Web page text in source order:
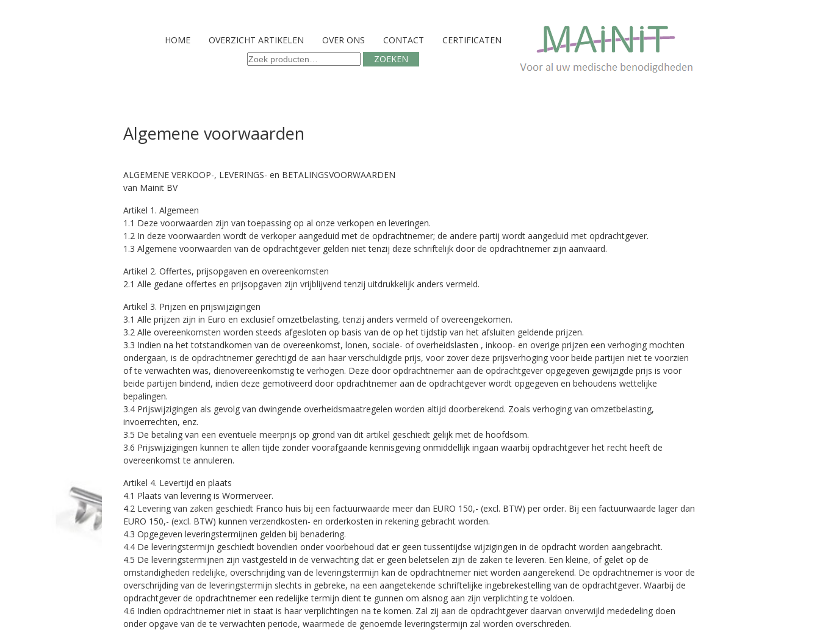
HOME OVERZICHT ARTIKELEN OVER ONS CONTACT
CERTIFICATEN
Zoeken
ZOEKEN
Algemene voorwaarden
ALGEMENE VERKOOP-, LEVERINGS- en BETALINGSVOORWAARDEN
van Mainit BV
Artikel 1. Algemeen
1.1 Deze voorwaarden zijn van toepassing op al onze verkopen en leveringen.
1.2 In deze voorwaarden wordt de verkoper aangeduid met de opdrachtnemer; de andere partij wordt aangeduid met opdrachtgever.
1.3 Algemene voorwaarden van de opdrachtgever gelden niet tenzij deze schriftelijk door de opdrachtnemer zijn aanvaard.
Artikel 2. Offertes, prijsopgaven en overeenkomsten
2.1 Alle gedane offertes en prijsopgaven zijn vrijblijvend tenzij uitdrukkelijk anders vermeld.
Artikel 3. Prijzen en prijswijzigingen
3.1 Alle prijzen zijn in Euro en exclusief omzetbelasting, tenzij anders vermeld of overeengekomen.
3.2 Alle overeenkomsten worden steeds afgesloten op basis van de op het tijdstip van het afsluiten geldende prijzen.
3.3 Indien na het totstandkomen van de overeenkomst, lonen, sociale- of overheidslasten , inkoop- en overige prijzen een verhoging mochten
ondergaan, is de opdrachtnemer gerechtigd de aan haar verschuldigde prijs, voor zover deze prijsverhoging voor beide partijen niet te voorzien
of te verwachten was, dienovereenkomstig te verhogen. Deze door opdrachtnemer aan de opdrachtgever opgegeven gewijzigde prijs is voor
beide partijen bindend, indien deze gemotiveerd door opdrachtnemer aan de opdrachtgever wordt opgegeven en behoudens wettelijke
bepalingen.
3.4 Prijswijzigingen als gevolg van dwingende overheidsmaatregelen worden altijd doorberekend. Zoals verhoging van omzetbelasting,
invoerrechten, enz.
3.5 De betaling van een eventuele meerprijs op grond van dit artikel geschiedt gelijk met de hoofdsom.
3.6 Prijswijzigingen kunnen te allen tijde zonder voorafgaande kennisgeving onmiddellijk ingaan waarbij opdrachtgever het recht heeft de
overeenkomst te annuleren.
Artikel 4. Levertijd en plaats
4.1 Plaats van levering is Wormerveer.
4.2 Levering van zaken geschiedt Franco huis bij een factuurwaarde meer dan EURO 150,- (excl. BTW) per order. Bij een factuurwaarde lager dan
EURO 150,- (excl. BTW) kunnen verzendkosten- en orderkosten in rekening gebracht worden.
4.3 Opgegeven leveringstermijnen gelden bij benadering.
4.4 De leveringstermijn geschiedt bovendien onder voorbehoud dat er geen tussentijdse wijzigingen in de opdracht worden aangebracht.
4.5 De leveringstermijnen zijn vastgesteld in de verwachting dat er geen beletselen zijn de zaken te leveren. Een kleine, of gelet op de
omstandigheden redelijke, overschrijding van de leveringstermijn kan de opdrachtnemer niet worden aangerekend. De opdrachtnemer is voor de
overschrijding van de leveringstermijn slechts in gebreke, na een aangetekende schriftelijke ingebrekestelling van de opdrachtgever. Waarbij de
opdrachtgever de opdrachtnemer een redelijke termijn dient te gunnen om alsnog aan zijn verplichting te voldoen.
4.6 Indien opdrachtnemer niet in staat is haar verplichtingen na te komen. Zal zij aan de opdrachtgever daarvan onverwijld mededeling doen
onder opgave van de te verwachten periode, waarmede de genoemde leveringstermijn zal worden overschreden.